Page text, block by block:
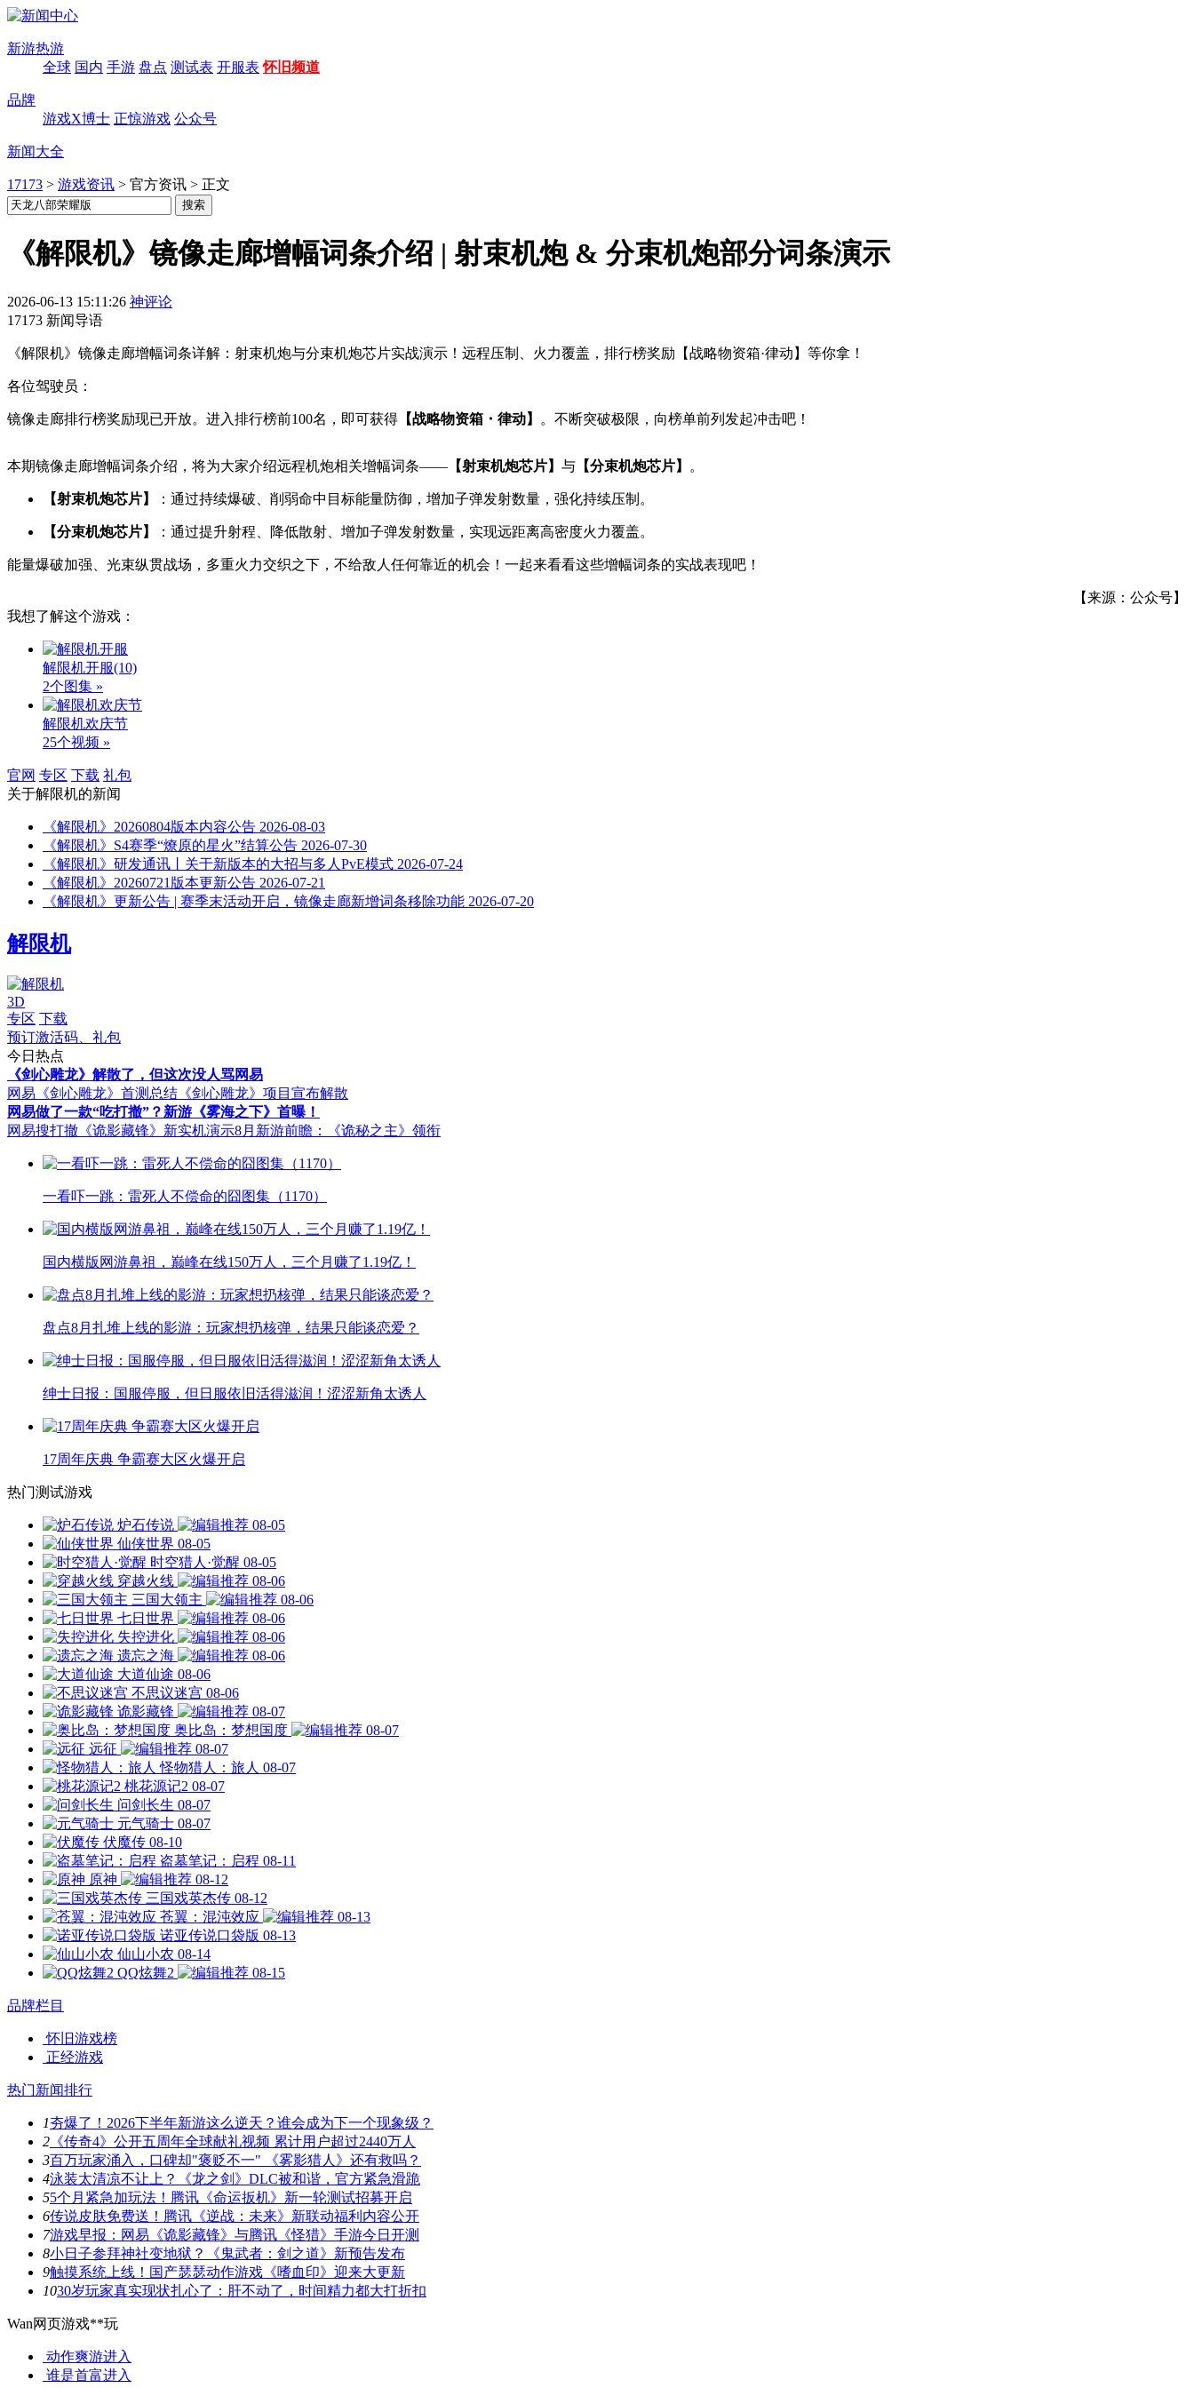
新游热游
全球 国内 手游 盘点 测试表 开服表 怀旧频道
品牌
游戏X博士 正惊游戏 公众号
新闻大全
17173 > 游戏资讯 > 官方资讯 > 正文
《解限机》镜像走廊增幅词条介绍 | 射束机炮 & 分束机炮部分词条演示
2026-06-13 15:11:26 神评论
17173 新闻导语
《解限机》镜像走廊增幅词条详解：射束机炮与分束机炮芯片实战演示！远程压制、火力覆盖，排行榜奖励【战略物资箱·律动】等你拿！
各位驾驶员：
镜像走廊排行榜奖励现已开放。进入排行榜前100名，即可获得 【战略物资箱・律动】 。不断突破极限，向榜单前列发起冲击吧！
本期镜像走廊增幅词条介绍，将为大家介绍远程机炮相关增幅词条—— 【射束机炮芯片】 与 【分束机炮芯片】 。
【射束机炮芯片】 ：通过持续爆破、削弱命中目标能量防御，增加子弹发射数量，强化持续压制。
【分束机炮芯片】 ：通过提升射程、降低散射、增加子弹发射数量，实现远距离高密度火力覆盖。
能量爆破加强、光束纵贯战场，多重火力交织之下，不给敌人任何靠近的机会！一起来看看这些增幅词条的实战表现吧！
【来源：公众号】
我想了解这个游戏：
解限机开服(10)
2个图集 »
解限机欢庆节
25个视频 »
官网 专区 下载 礼包
关于解限机的新闻
《解限机》20260804版本内容公告 2026-08-03
《解限机》S4赛季“燎原的星火”结算公告 2026-07-30
《解限机》研发通讯丨关于新版本的大招与多人PvE模式 2026-07-24
《解限机》20260721版本更新公告 2026-07-21
《解限机》更新公告 | 赛季末活动开启，镜像走廊新增词条移除功能 2026-07-20
解限机
3D
专区 下载
预订激活码、礼包
今日热点
《剑心雕龙》解散了，但这次没人骂网易
网易《剑心雕龙》首测总结 《剑心雕龙》项目宣布解散
网易做了一款“吃打撤”？新游《雾海之下》首曝！
网易搜打撤《诡影藏锋》新实机演示8月新游前瞻：《诡秘之主》领衔
一看吓一跳：雷死人不偿命的囧图集（1170）
国内横版网游鼻祖，巅峰在线150万人，三个月赚了1.19亿！
盘点8月扎堆上线的影游：玩家想扔核弹，结果只能谈恋爱？
绅士日报：国服停服，但日服依旧活得滋润！涩涩新角太诱人
17周年庆典 争霸赛大区火爆开启
热门测试游戏
炉石传说
08-05
仙侠世界 08-05
时空猎人·觉醒 08-05
穿越火线
08-06
三国大领主
08-06
七日世界
08-06
失控进化
08-06
遗忘之海
08-06
大道仙途 08-06
不思议迷宫 08-06
诡影藏锋
08-07
奥比岛：梦想国度
08-07
远征
08-07
怪物猎人：旅人 08-07
桃花源记2 08-07
问剑长生 08-07
元气骑士 08-07
伏魔传 08-10
盗墓笔记：启程 08-11
原神
08-12
三国戏英杰传 08-12
苍翼：混沌效应
08-13
诺亚传说口袋版 08-13
仙山小农 08-14
QQ炫舞2
08-15
品牌栏目
怀旧游戏榜
正经游戏
热门新闻排行
1夯爆了！2026下半年新游这么逆天？谁会成为下一个现象级？
2 《传奇4》公开五周年全球献礼视频 累计用户超过2440万人
3百万玩家涌入，口碑却"褒贬不一" 《雾影猎人》还有救吗？
4泳装太清凉不让上？《龙之剑》DLC被和谐，官方紧急滑跪
55个月紧急加玩法！腾讯《命运扳机》新一轮测试招募开启
6传说皮肤免费送！腾讯《逆战：未来》新联动福利内容公开
7游戏早报：网易《诡影藏锋》与腾讯《怪猎》手游今日开测
8小日子参拜神社变地狱？《鬼武者：剑之道》新预告发布
9触摸系统上线！国产瑟瑟动作游戏《嗜血印》迎来大更新
1030岁玩家真实现状扎心了：肝不动了，时间精力都大打折扣
Wan网页游戏**玩
动作爽游进入
谁是首富进入